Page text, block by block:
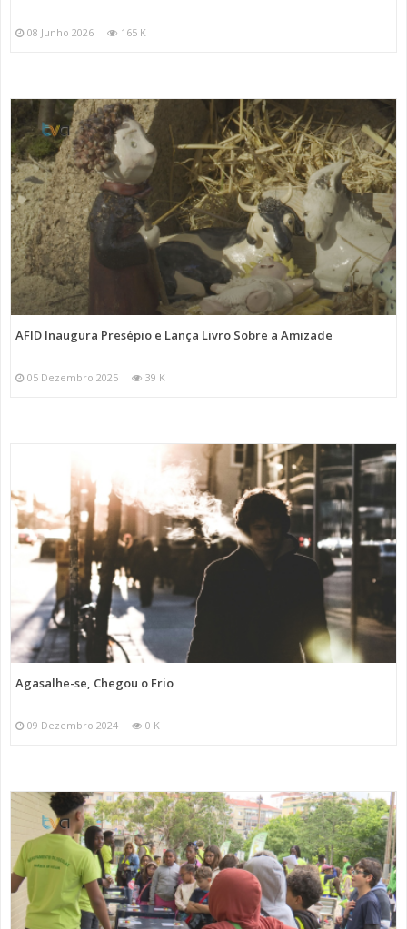
08 Junho 2026 165 K
AFID Inaugura Presépio e Lança Livro Sobre a Amizade
05 Dezembro 2025 39 K
Agasalhe-se, Chegou o Frio
09 Dezembro 2024 0 K